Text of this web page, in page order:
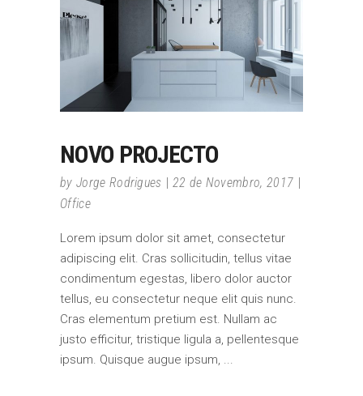
NOVO PROJECTO
by Jorge Rodrigues
22 de Novembro, 2017
Office
Lorem ipsum dolor sit amet, consectetur
adipiscing elit. Cras sollicitudin, tellus vitae
condimentum egestas, libero dolor auctor
tellus, eu consectetur neque elit quis nunc.
Cras elementum pretium est. Nullam ac
justo efficitur, tristique ligula a, pellentesque
ipsum. Quisque augue ipsum,